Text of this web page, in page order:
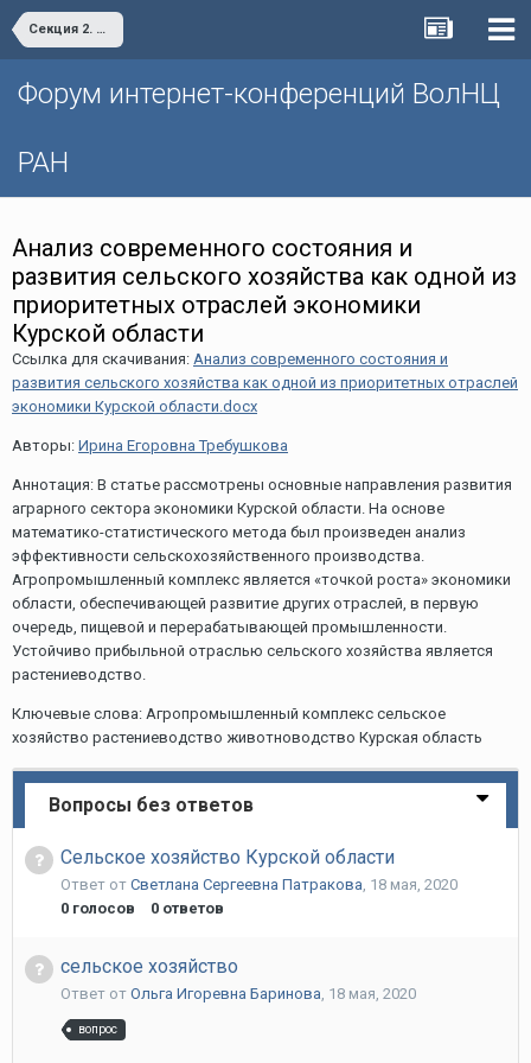
Секция 2. «Проблемы и перспективы пространственного развития территорий»
Форум интернет-конференций ВолНЦ
РАН
Анализ современного состояния и
развития сельского хозяйства как одной из
приоритетных отраслей экономики
Курской области
Ссылка для скачивания: Анализ современного состояния и
развития сельского хозяйства как одной из приоритетных отраслей
экономики Курской области.docx
Авторы: Ирина Егоровна Требушкова
Аннотация: В статье рассмотрены основные направления развития
аграрного сектора экономики Курской области. На основе
математико-статистического метода был произведен анализ
эффективности сельскохозяйственного производства.
Агропромышленный комплекс является «точкой роста» экономики
области, обеспечивающей развитие других отраслей, в первую
очередь, пищевой и перерабатывающей промышленности.
Устойчиво прибыльной отраслью сельского хозяйства является
растениеводство.
Ключевые слова: Агропромышленный комплекс сельское
хозяйство растениеводство животноводство Курская область
Вопросы без ответов
Сельское хозяйство Курской области
Ответ от Светлана Сергеевна Патракова, 18 мая, 2020
0 голосов 0 ответов
сельское хозяйство
Ответ от Ольга Игоревна Баринова 18 мая, 2020
вопрос